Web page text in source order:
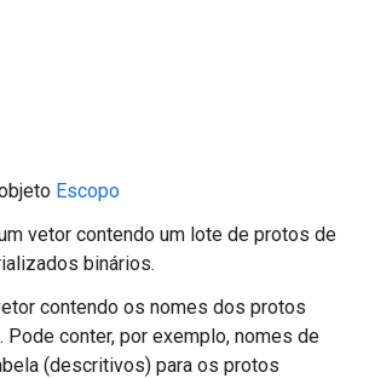
Escopo
vetor contendo um lote de protos de
binários.
contendo os nomes dos protos
Pode conter, por exemplo, nomes de
(descritivos) para os protos